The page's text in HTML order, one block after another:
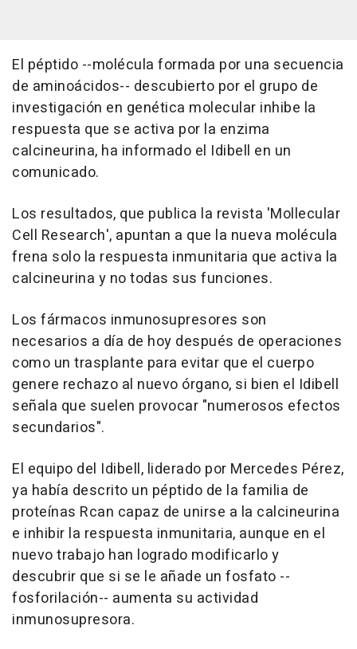
El péptido --molécula formada por una secuencia
de aminoácidos-- descubierto por el grupo de
investigación en genética molecular inhibe la
respuesta que se activa por la enzima
calcineurina, ha informado el Idibell en un
comunicado.
Los resultados, que publica la revista 'Mollecular
Cell Research', apuntan a que la nueva molécula
frena solo la respuesta inmunitaria que activa la
calcineurina y no todas sus funciones.
Los fármacos inmunosupresores son
necesarios a día de hoy después de operaciones
como un trasplante para evitar que el cuerpo
genere rechazo al nuevo órgano, si bien el Idibell
señala que suelen provocar "numerosos efectos
secundarios".
El equipo del Idibell, liderado por Mercedes Pérez,
ya había descrito un péptido de la familia de
proteínas Rcan capaz de unirse a la calcineurina
e inhibir la respuesta inmunitaria, aunque en el
nuevo trabajo han logrado modificarlo y
descubrir que si se le añade un fosfato --
fosforilación-- aumenta su actividad
inmunosupresora.